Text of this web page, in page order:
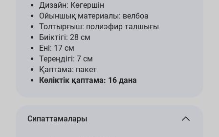
Дизайн: Көгершін
Ойыншық материалы: велбоа
Толтырғыш: полиэфир талшығы
Биіктігі: 28 см
Ені: 17 см
Тереңдігі: 7 см
Қаптама: пакет
Көліктік қаптама: 16 дана
Сипаттамалары